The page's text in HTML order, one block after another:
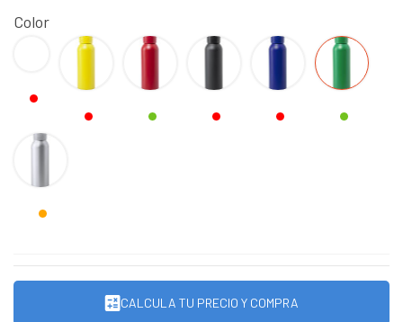
Color
Amarillo Rojo Negro AZUL VERDE
PLATEADO
CALCULA TU PRECIO Y COMPRA